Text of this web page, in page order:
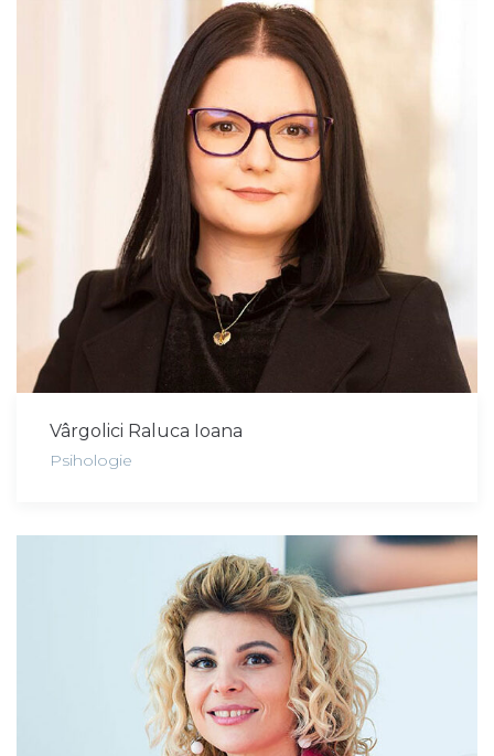
Vârgolici Raluca Ioana
Psihologie